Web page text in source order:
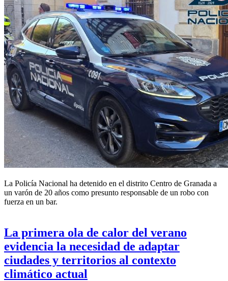
La Policía Nacional ha detenido en el distrito Centro de Granada a
un varón de 20 años como presunto responsable de un robo con
fuerza en un bar.
La primera ola de calor del verano
evidencia la necesidad de adaptar
ciudades y territorios al contexto
climático actual